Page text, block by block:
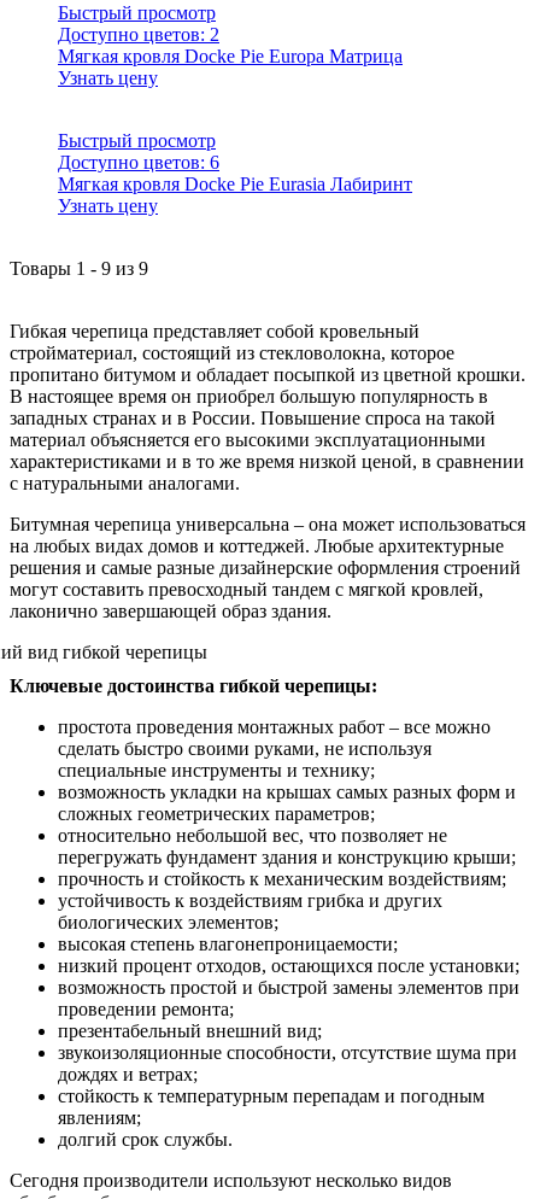
Быстрый просмотр
Доступно цветов: 2
Мягкая кровля Docke Pie Europa Матрица
Узнать цену
Быстрый просмотр
Доступно цветов: 6
Мягкая кровля Docke Pie Eurasia Лабиринт
Узнать цену
Товары 1 - 9 из 9
Гибкая черепица представляет собой кровельный
стройматериал, состоящий из стекловолокна, которое
пропитано битумом и обладает посыпкой из цветной крошки.
В настоящее время он приобрел большую популярность в
западных странах и в России. Повышение спроса на такой
материал объясняется его высокими эксплуатационными
характеристиками и в то же время низкой ценой, в сравнении
с натуральными аналогами.
Битумная черепица универсальна – она может использоваться
на любых видах домов и коттеджей. Любые архитектурные
решения и самые разные дизайнерские оформления строений
могут составить превосходный тандем с мягкой кровлей,
лаконично завершающей образ здания.
Ключевые достоинства гибкой черепицы:
простота проведения монтажных работ – все можно
сделать быстро своими руками, не используя
специальные инструменты и технику;
возможность укладки на крышах самых разных форм и
сложных геометрических параметров;
относительно небольшой вес, что позволяет не
перегружать фундамент здания и конструкцию крыши;
прочность и стойкость к механическим воздействиям;
устойчивость к воздействиям грибка и других
биологических элементов;
высокая степень влагонепроницаемости;
низкий процент отходов, остающихся после установки;
возможность простой и быстрой замены элементов при
проведении ремонта;
презентабельный внешний вид;
звукоизоляционные способности, отсутствие шума при
дождях и ветрах;
стойкость к температурным перепадам и погодным
явлениям;
долгий срок службы.
Сегодня производители используют несколько видов